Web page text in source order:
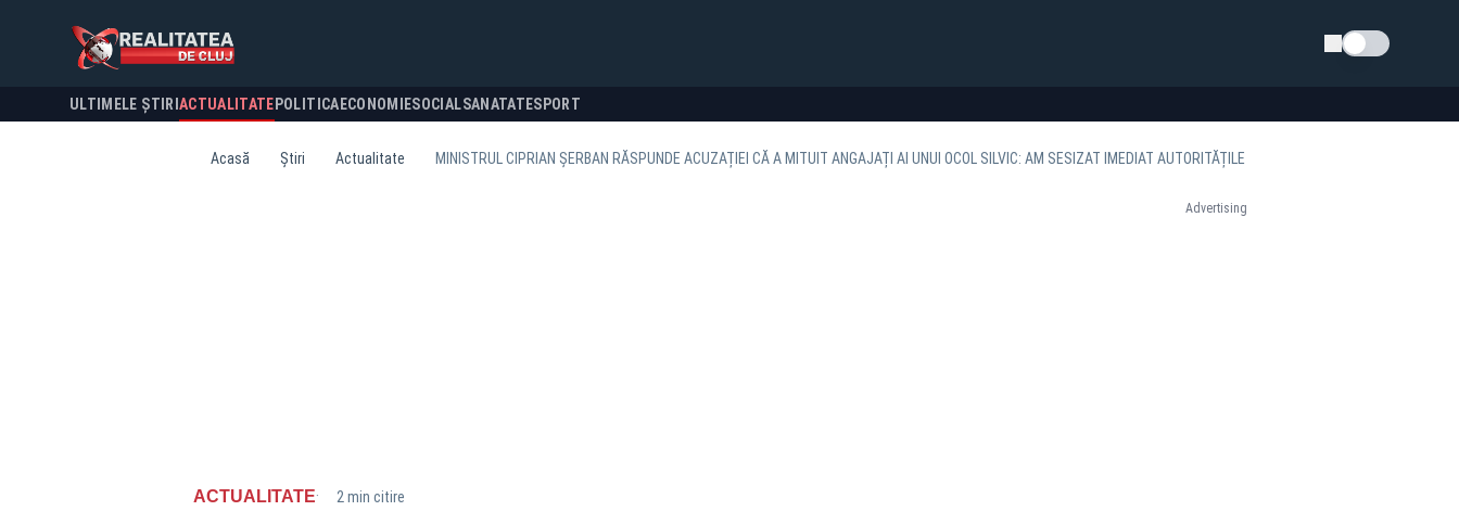
Schimba tema
ULTIMELE ȘTIRI ACTUALITATE POLITICA ECONOMIESOCIALSANATATESPORT
Acasă Știri Actualitate MINISTRUL CIPRIAN ȘERBAN RĂSPUNDE ACUZAȚIEI CĂ A MITUIT ANGAJAȚI AI UNUI OCOL SILVIC: AM SESIZAT IMEDIAT AUTORITĂȚILE
Advertising
ACTUALITATE· 2 min citire